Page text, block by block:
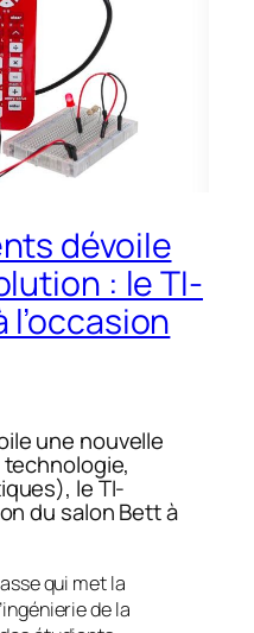
dévoile
: le TI-
l’occasion
une nouvelle
le TI-
du salon Bett à
qui met la
de la